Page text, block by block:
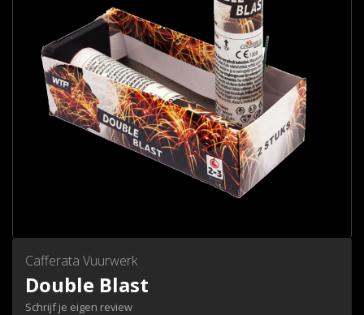
Cafferata Vuurwerk
Double Blast
Schrijf je eigen review